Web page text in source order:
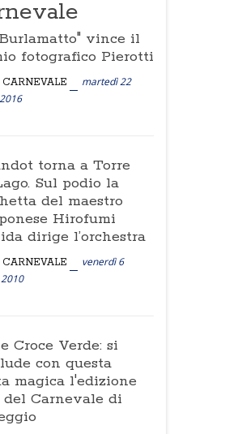
vince il
fotografico Pierotti
martedì 22
torna a Torre
Sul podio la
del maestro
Hirofumi
dirige l’orchestra
venerdì 6
Croce Verde: si
con questa
magica l'edizione
del Carnevale di